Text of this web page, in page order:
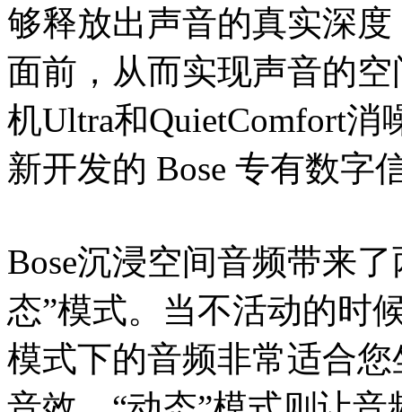
够释放出声音的真实深
面前，从而实现声音的
机Ultra和QuietComfort
新开发的 Bose 专有数字
Bose沉浸空间音频带来
态”模式。当不活动的时
模式下的音频非常适合